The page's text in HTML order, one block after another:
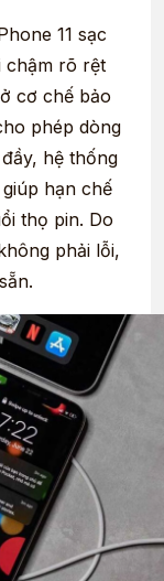
11 sạc
chậm rõ rệt
cơ chế bảo
phép dòng
hệ thống
hạn chế
thọ pin. Do
phải lỗi,